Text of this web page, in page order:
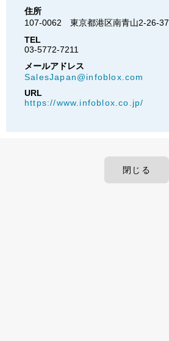
住所
107-0062　東京都港区南青山2-26-
TEL
03-5772-7211
メールアドレス
SalesJapan@infoblox.com
URL
https://www.infoblox.co.jp/
閉じる